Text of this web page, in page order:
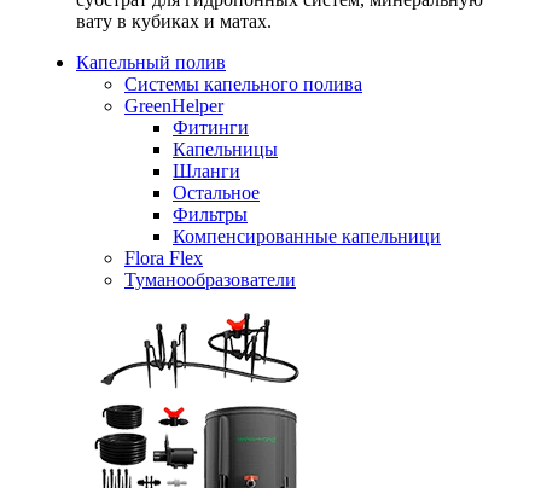
вату в кубиках и матах.
Капельный полив
Системы капельного полива
GreenHelper
Фитинги
Капельницы
Шланги
Остальное
Фильтры
Компенсированные капельници
Flora Flex
Туманообразователи